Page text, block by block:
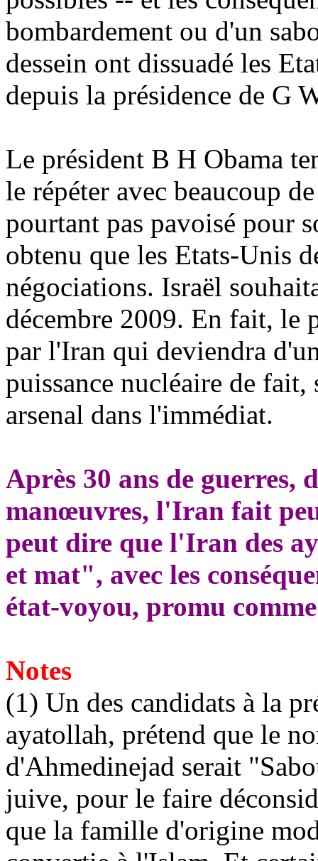
bombardement ou d'un
dessein ont dissuadé les
depuis la présidence de G
Le président B H Obama
le répéter avec beaucoup
pourtant pas pavoisé pour
obtenu que les Etats-Unis
négociations. Israël
décembre 2009. En fait, le
par l'Iran qui deviendra
puissance nucléaire de
arsenal dans l'immédiat.
Après 30 ans de guerres,
manœuvres, l'Iran fait
peut dire que l'Iran des
et mat", avec les
état-voyou, promu
Notes
(1) Un des candidats à la
ayatollah, prétend que le
d'Ahmedinejad serait
juive, pour le faire
que la famille d'origine